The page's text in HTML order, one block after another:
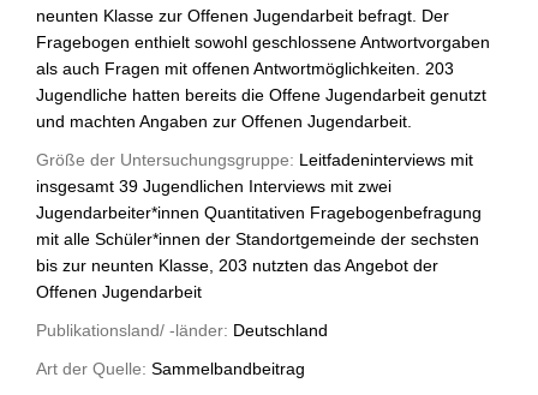
neunten Klasse zur Offenen Jugendarbeit befragt. Der
Fragebogen enthielt sowohl geschlossene Antwortvorgaben
als auch Fragen mit offenen Antwortmöglichkeiten. 203
Jugendliche hatten bereits die Offene Jugendarbeit genutzt
und machten Angaben zur Offenen Jugendarbeit.
Größe der Untersuchungsgruppe: Leitfadeninterviews mit
insgesamt 39 Jugendlichen Interviews mit zwei
Jugendarbeiter*innen Quantitativen Fragebogenbefragung
mit alle Schüler*innen der Standortgemeinde der sechsten
bis zur neunten Klasse, 203 nutzten das Angebot der
Offenen Jugendarbeit
Publikationsland/ -länder: Deutschland
Art der Quelle: Sammelbandbeitrag